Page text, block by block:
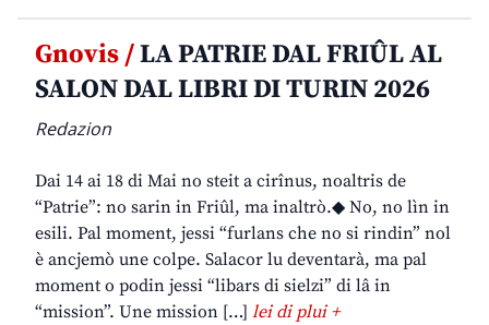
Gnovis /LA PATRIE DAL FRIÛL AL
SALON DAL LIBRI DI TURIN 2026
Redazion
Dai 14 ai 18 di Mai no steit a cirînus, noaltris de
“Patrie”: no sarin in Friûl, ma inaltrò.◆ No, no lìn in
esili. Pal moment, jessi “furlans che no si rindin” nol
è ancjemò une colpe. Salacor lu deventarà, ma pal
moment o podin jessi “libars di sielzi” di lâ in
“mission”. Une mission […] lei di plui +